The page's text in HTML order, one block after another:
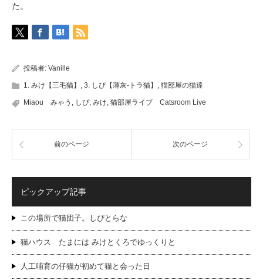
た。
投稿者: Vanille
1. みけ【三毛猫】 3. しぴ【薄灰-トラ猫】 猫部屋の猫達
Miaou みゃう しぴ, みけ 猫部屋ライブ Catsroom Live
前のページ 次のページ
ピックアップ記事
この場所で猫団子。しぴとらな
猫ハウス たまには みけとくろでゆっくりと
人工哺育の仔猫が初めて猫と会った日